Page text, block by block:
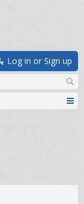
Log in or Sign up